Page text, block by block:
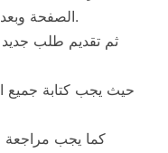
الصفحة وبعدها النقر على صحيفة دعوى.
ثم تقديم طلب
حيث يجب كتابة جميع
كما يجب مراجعة